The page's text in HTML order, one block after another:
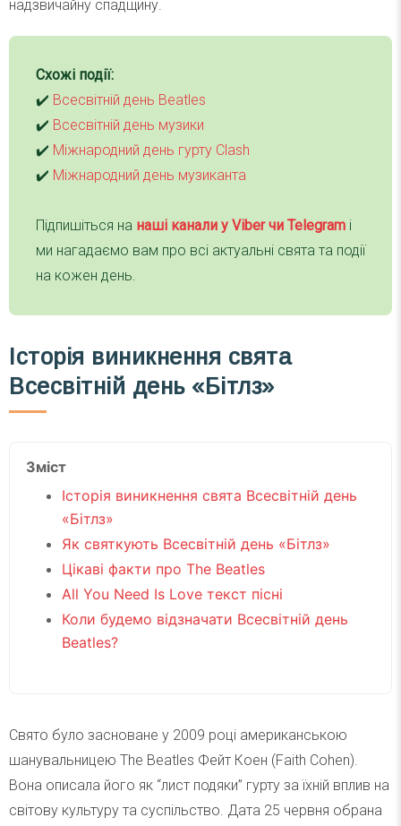
надзвичайну спадщину.
Схожі події:
✔️ Всесвітній день Beatles
✔️ Всесвітній день музики
✔️ Міжнародний день гурту Clash
✔️ Міжнародний день музиканта
Підпишіться на наші канали у Viber чи Telegram і
ми нагадаємо вам про всі актуальні свята та події
на кожен день.
Історія виникнення свята
Всесвітній день «Бітлз»
Зміст
Історія виникнення свята Всесвітній день
«Бітлз»
Як святкують Всесвітній день «Бітлз»
Цікаві факти про The Beatles
All You Need Is Love текст пісні
Коли будемо відзначати Всесвітній день
Beatles?
Свято було засноване у 2009 році американською
шанувальницею The Beatles Фейт Коен (Faith Cohen).
Вона описала його як “лист подяки” гурту за їхній вплив на
світову культуру та суспільство. Дата 25 червня обрана